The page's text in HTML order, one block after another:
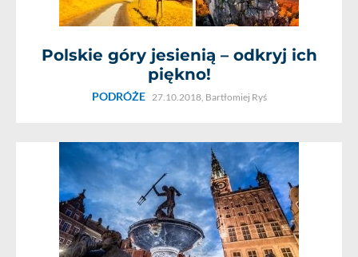
Polskie góry jesienią – odkryj ich
piękno!
PODRÓŻE 27.10.2018, Bartłomiej Ryś